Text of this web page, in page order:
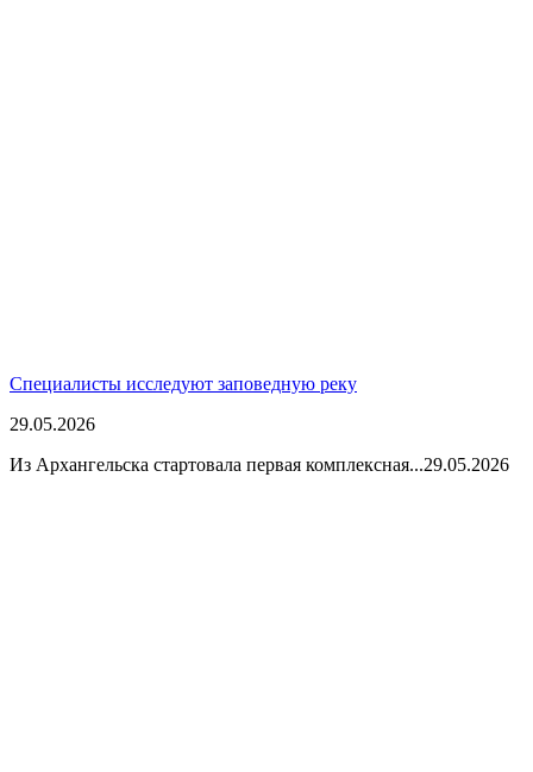
Специалисты исследуют заповедную реку
29.05.2026
Из Архангельска стартовала первая комплексная...29.05.2026